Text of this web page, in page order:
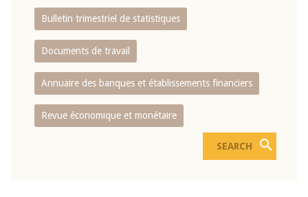
Bulletin trimestriel de statistiques
Documents de travail
Annuaire des banques et établissements financiers
Revue économique et monétaire